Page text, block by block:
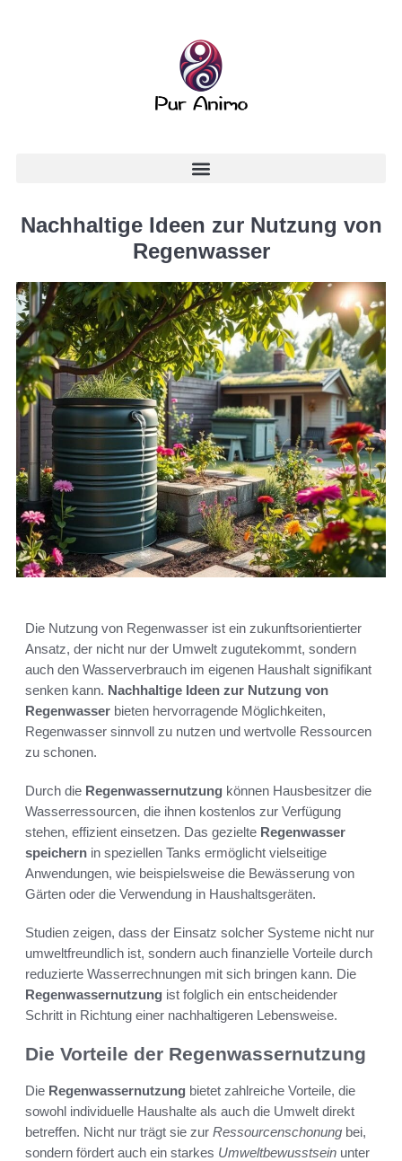
Nachhaltige Ideen zur Nutzung von
Regenwasser
Die Nutzung von Regenwasser ist ein zukunftsorientierter
Ansatz, der nicht nur der Umwelt zugutekommt, sondern
auch den Wasserverbrauch im eigenen Haushalt signifikant
senken kann. Nachhaltige Ideen zur Nutzung von
Regenwasser bieten hervorragende Möglichkeiten,
Regenwasser sinnvoll zu nutzen und wertvolle Ressourcen
zu schonen.
Durch die Regenwassernutzung können Hausbesitzer die
Wasserressourcen, die ihnen kostenlos zur Verfügung
stehen, effizient einsetzen. Das gezielte Regenwasser
speichern in speziellen Tanks ermöglicht vielseitige
Anwendungen, wie beispielsweise die Bewässerung von
Gärten oder die Verwendung in Haushaltsgeräten.
Studien zeigen, dass der Einsatz solcher Systeme nicht nur
umweltfreundlich ist, sondern auch finanzielle Vorteile durch
reduzierte Wasserrechnungen mit sich bringen kann. Die
Regenwassernutzung ist folglich ein entscheidender
Schritt in Richtung einer nachhaltigeren Lebensweise.
Die Vorteile der Regenwassernutzung
Die Regenwassernutzung bietet zahlreiche Vorteile, die
sowohl individuelle Haushalte als auch die Umwelt direkt
betreffen. Nicht nur trägt sie zur Ressourcenschonung bei,
sondern fördert auch ein starkes Umweltbewusstsein unter